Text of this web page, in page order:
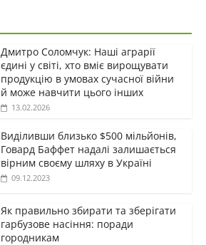
Дмитро Соломчук: Наші аграрії
єдині у світі, хто вміє вирощувати
продукцію в умовах сучасної війни
й може навчити цього інших
13.02.2026
Виділивши близько $500 мільйонів,
Говард Баффет надалі залишається
вірним своєму шляху в Україні
09.12.2023
Як правильно збирати та зберігати
гарбузове насіння: поради
городникам